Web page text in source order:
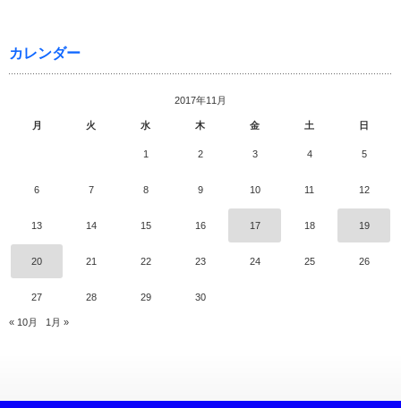
カレンダー
2017年11月
月 火 水 木 金 土 日
1 2 3 4 5
6 7 8 9 10 11 12
13 14 15 16 17 18 19
20 21 22 23 24 25 26
27 28 29 30
« 10月 1月 »